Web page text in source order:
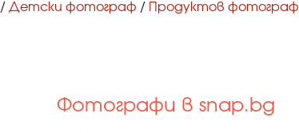
/ Детски фотограф / Продуктов фотограф
Фотографи в snap.bg